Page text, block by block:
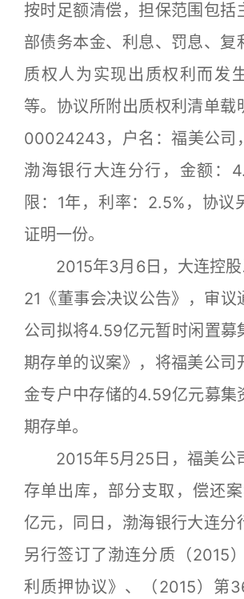
按时足额清偿，担保范围包括
部债务本金、利息、罚息、复
质权人为实现出质权利而发
等。协议所附出质权利清单载
00024243，户名：福美公司
渤海银行大连分行，金额：
限：1年，利率：2.5%，协议
证明一份。
2015年3月6日，大连控股
21《董事会决议公告》，审议
公司拟将4.59亿元暂时闲置募
期存单的议案》，将福美公司
金专户中存储的4.59亿元募集
期存单。
2015年5月25日，福美公
存单出库，部分支取，偿还
亿元，同日，渤海银行大连分
另行签订了渤连分质（2015
利质押协议》、（2015）第